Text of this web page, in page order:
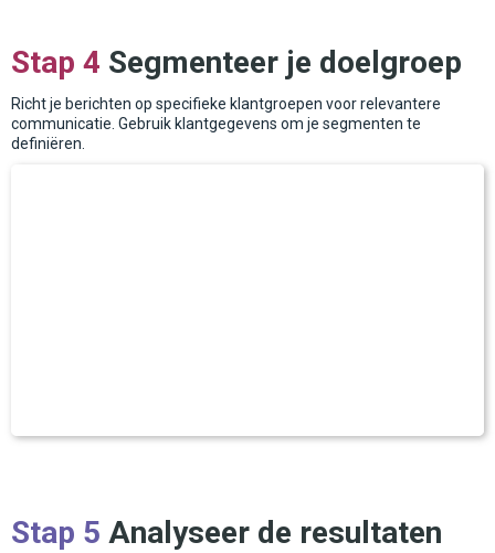
Stap 4 Segmenteer je doelgroep
Richt je berichten op specifieke klantgroepen voor relevantere
communicatie. Gebruik klantgegevens om je segmenten te
definiëren.
Stap 5 Analyseer de resultaten